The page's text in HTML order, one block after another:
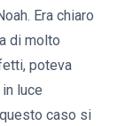
Era chiaro
di molto
poteva
luce
caso si